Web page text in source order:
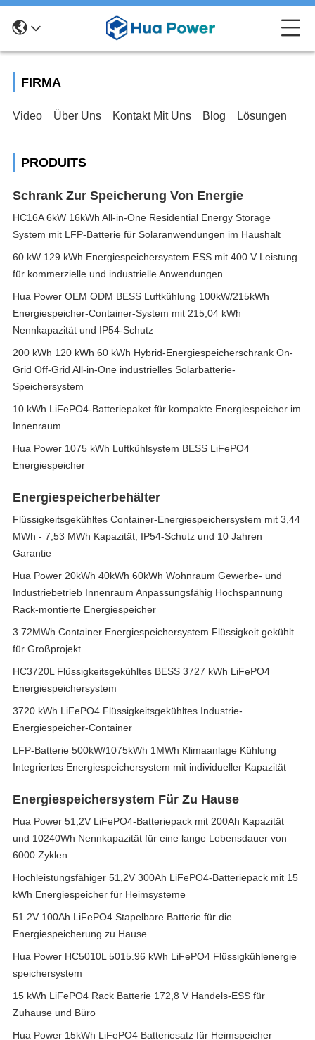
FIRMA
Video Über Uns Kontakt Mit Uns Blog Lösungen
PRODUITS
Schrank Zur Speicherung Von Energie
HC16A 6kW 16kWh All-in-One Residential Energy Storage
System mit LFP-Batterie für Solaranwendungen im Haushalt
60 kW 129 kWh Energiespeichersystem ESS mit 400 V Leistung
für kommerzielle und industrielle Anwendungen
Hua Power OEM ODM BESS Luftkühlung 100kW/215kWh
Energiespeicher-Container-System mit 215,04 kWh
Nennkapazität und IP54-Schutz
200 kWh 120 kWh 60 kWh Hybrid-Energiespeicherschrank On-
Grid Off-Grid All-in-One industrielles Solarbatterie-
Speichersystem
10 kWh LiFePO4-Batteriepaket für kompakte Energiespeicher im
Innenraum
Hua Power 1075 kWh Luftkühlsystem BESS LiFePO4
Energiespeicher
Energiespeicherbehälter
Flüssigkeitsgekühltes Container-Energiespeichersystem mit 3,44
MWh - 7,53 MWh Kapazität, IP54-Schutz und 10 Jahren
Garantie
Hua Power 20kWh 40kWh 60kWh Wohnraum Gewerbe- und
Industriebetrieb Innenraum Anpassungsfähig Hochspannung
Rack-montierte Energiespeicher
3.72MWh Container Energiespeichersystem Flüssigkeit gekühlt
für Großprojekt
HC3720L Flüssigkeitsgekühltes BESS 3727 kWh LiFePO4
Energiespeichersystem
3720 kWh LiFePO4 Flüssigkeitsgekühltes Industrie-
Energiespeicher-Container
LFP-Batterie 500kW/1075kWh 1MWh Klimaanlage Kühlung
Integriertes Energiespeichersystem mit individueller Kapazität
Energiespeichersystem Für Zu Hause
Hua Power 51,2V LiFePO4-Batteriepack mit 200Ah Kapazität
und 10240Wh Nennkapazität für eine lange Lebensdauer von
6000 Zyklen
Hochleistungsfähiger 51,2V 300Ah LiFePO4-Batteriepack mit 15
kWh Energiespeicher für Heimsysteme
51.2V 100Ah LiFePO4 Stapelbare Batterie für die
Energiespeicherung zu Hause
Hua Power HC5010L 5015.96 kWh LiFePO4 Flüssigkühlenergie
speichersystem
15 kWh LiFePO4 Rack Batterie 172,8 V Handels-ESS für
Zuhause und Büro
Hua Power 15kWh LiFePO4 Batteriesatz für Heimspeicher